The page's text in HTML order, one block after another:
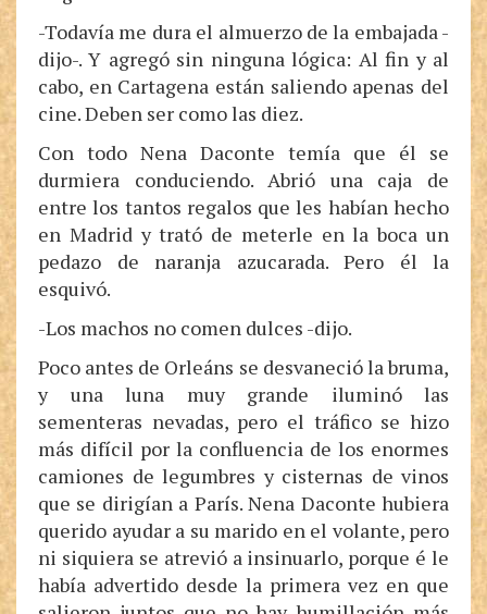
-Todavía me dura el almuerzo de la embajada -
dijo-. Y agregó sin ninguna lógica: Al fin y al
cabo, en Cartagena están saliendo apenas del
cine. Deben ser como las diez.
Con todo Nena Daconte temía que él se
durmiera conduciendo. Abrió una caja de
entre los tantos regalos que les habían hecho
en Madrid y trató de meterle en la boca un
pedazo de naranja azucarada. Pero él la
esquivó.
-Los machos no comen dulces -dijo.
Poco antes de Orleáns se desvaneció la bruma,
y una luna muy grande iluminó las
sementeras nevadas, pero el tráfico se hizo
más difícil por la confluencia de los enormes
camiones de legumbres y cisternas de vinos
que se dirigían a París. Nena Daconte hubiera
querido ayudar a su marido en el volante, pero
ni siquiera se atrevió a insinuarlo, porque é le
había advertido desde la primera vez en que